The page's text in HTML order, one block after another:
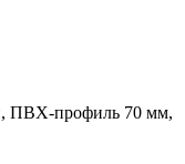
ПВХ-профиль 70 мм,